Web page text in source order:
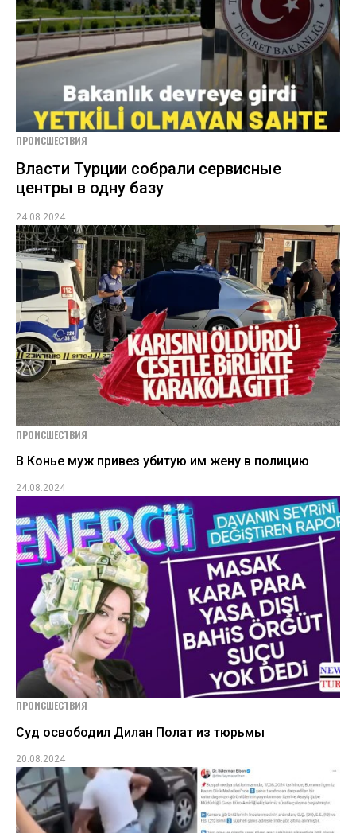
ПРОИСШЕСТВИЯ
Власти Турции собрали сервисные
центры в одну базу
24.08.2024
ПРОИСШЕСТВИЯ
В Конье муж привез убитую им жену в полицию
24.08.2024
ПРОИСШЕСТВИЯ
Суд освободил Дилан Полат из тюрьмы
20.08.2024